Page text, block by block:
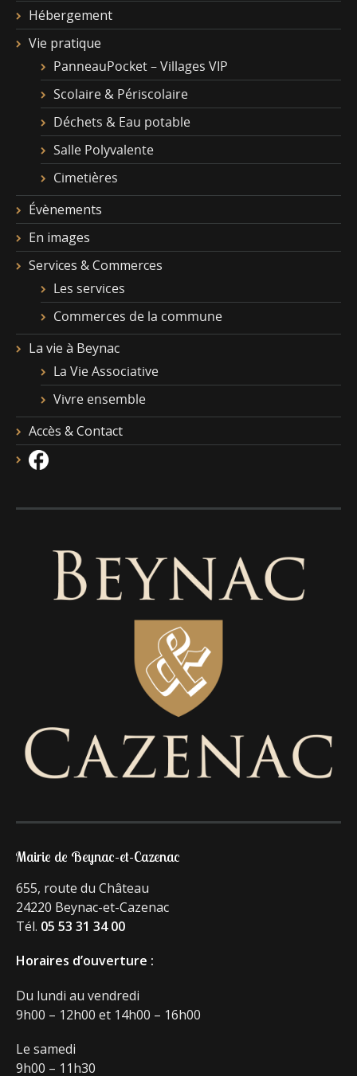
Hébergement
Vie pratique
PanneauPocket – Villages VIP
Scolaire & Périscolaire
Déchets & Eau potable
Salle Polyvalente
Cimetières
Évènements
En images
Services & Commerces
Les services
Commerces de la commune
La vie à Beynac
La Vie Associative
Vivre ensemble
Accès & Contact
Mairie de Beynac-et-Cazenac
655, route du Château
24220 Beynac-et-Cazenac
Tél. 05 53 31 34 00
Horaires d’ouverture :
Du lundi au vendredi
9h00 – 12h00 et 14h00 – 16h00
Le samedi
9h00 – 11h30